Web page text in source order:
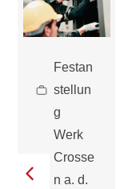
Festan
stellun
g
Werk
Crosse
n a. d.